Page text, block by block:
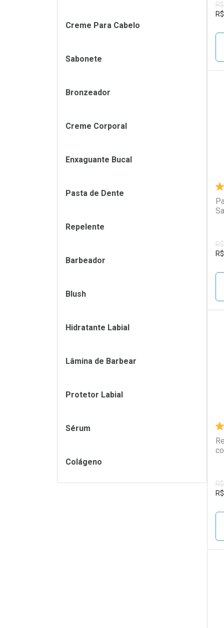
R$
R$
R$
Creme Para Cabelo
Sabonete
Bronzeador
Creme Corporal
Enxaguante Bucal
Pasta de Dente
Repelente
Barbeador
Blush
Hidratante Labial
Lâmina de Barbear
Protetor Labial
Sérum
Colágeno